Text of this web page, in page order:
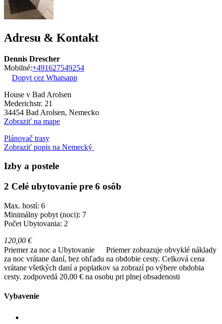
Adresu & Kontakt
Dennis Drescher
Mobilné:+491627549254
Dopyt cez Whatsapp
House v Bad Arolsen
Mederichstr. 21
34454 Bad Arolsen, Nemecko
Zobraziť na mape
Plánovač trasy
Zobraziť popis na Nemecký
Izby a postele
2 Celé ubytovanie pre 6 osôb
Max. hostí: 6
Minimálny pobyt (noci): 7
Počet Ubytovania: 2
120,00 €
Priemer za noc a Ubytovanie
Priemer zobrazuje obvyklé náklady
za noc vrátane daní, bez ohľadu na obdobie cesty. Celková cena
vrátane všetkých daní a poplatkov sa zobrazí po výbere obdobia
cesty. zodpovedá 20,00 € na osobu pri plnej obsadenosti
Vybavenie